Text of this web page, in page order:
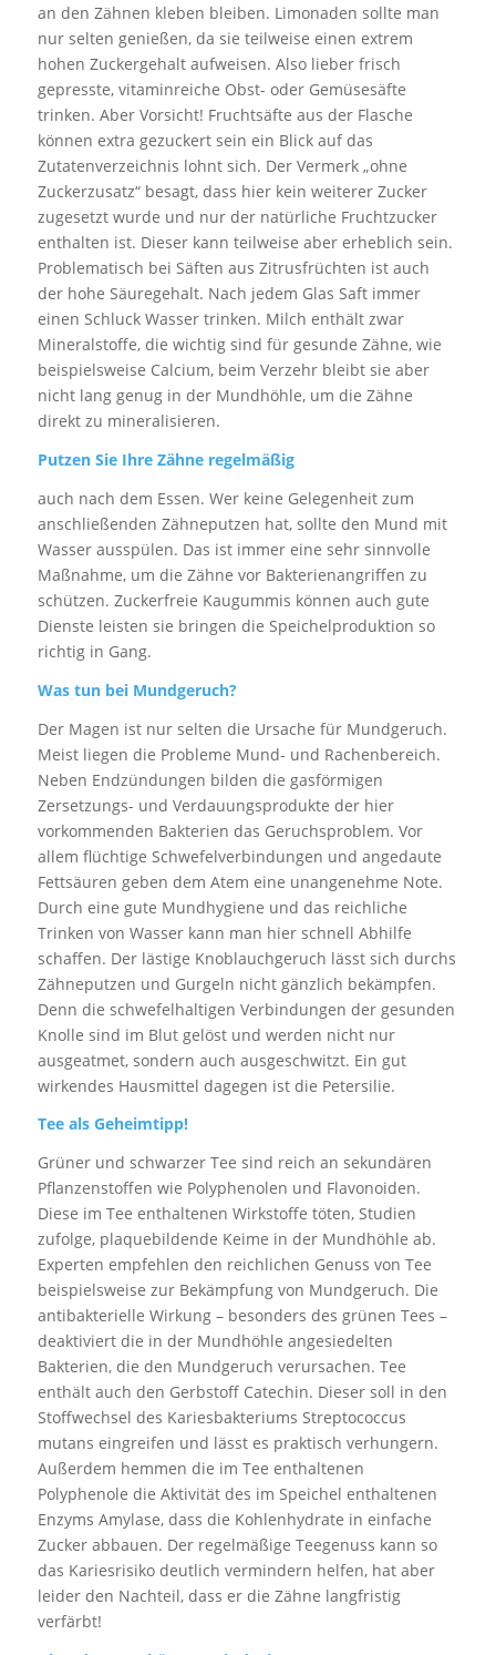
an den Zähnen kleben bleiben. Limonaden sollte man
nur selten genießen, da sie teilweise einen extrem
hohen Zuckergehalt aufweisen. Also lieber frisch
gepresste, vitaminreiche Obst- oder Gemüsesäfte
trinken. Aber Vorsicht! Fruchtsäfte aus der Flasche
können extra gezuckert sein ein Blick auf das
Zutatenverzeichnis lohnt sich. Der Vermerk „ohne
Zuckerzusatz“ besagt, dass hier kein weiterer Zucker
zugesetzt wurde und nur der natürliche Fruchtzucker
enthalten ist. Dieser kann teilweise aber erheblich sein.
Problematisch bei Säften aus Zitrusfrüchten ist auch
der hohe Säuregehalt. Nach jedem Glas Saft immer
einen Schluck Wasser trinken. Milch enthält zwar
Mineralstoffe, die wichtig sind für gesunde Zähne, wie
beispielsweise Calcium, beim Verzehr bleibt sie aber
nicht lang genug in der Mundhöhle, um die Zähne
direkt zu mineralisieren.
Putzen Sie Ihre Zähne regelmäßig
auch nach dem Essen. Wer keine Gelegenheit zum
anschließenden Zähneputzen hat, sollte den Mund mit
Wasser ausspülen. Das ist immer eine sehr sinnvolle
Maßnahme, um die Zähne vor Bakterienangriffen zu
schützen. Zuckerfreie Kaugummis können auch gute
Dienste leisten sie bringen die Speichelproduktion so
richtig in Gang.
Was tun bei Mundgeruch?
Der Magen ist nur selten die Ursache für Mundgeruch.
Meist liegen die Probleme Mund- und Rachenbereich.
Neben Endzündungen bilden die gasförmigen
Zersetzungs- und Verdauungsprodukte der hier
vorkommenden Bakterien das Geruchsproblem. Vor
allem flüchtige Schwefelverbindungen und angedaute
Fettsäuren geben dem Atem eine unangenehme Note.
Durch eine gute Mundhygiene und das reichliche
Trinken von Wasser kann man hier schnell Abhilfe
schaffen. Der lästige Knoblauchgeruch lässt sich durchs
Zähneputzen und Gurgeln nicht gänzlich bekämpfen.
Denn die schwefelhaltigen Verbindungen der gesunden
Knolle sind im Blut gelöst und werden nicht nur
ausgeatmet, sondern auch ausgeschwitzt. Ein gut
wirkendes Hausmittel dagegen ist die Petersilie.
Tee als Geheimtipp!
Grüner und schwarzer Tee sind reich an sekundären
Pflanzenstoffen wie Polyphenolen und Flavonoiden.
Diese im Tee enthaltenen Wirkstoffe töten, Studien
zufolge, plaquebildende Keime in der Mundhöhle ab.
Experten empfehlen den reichlichen Genuss von Tee
beispielsweise zur Bekämpfung von Mundgeruch. Die
antibakterielle Wirkung – besonders des grünen Tees –
deaktiviert die in der Mundhöhle angesiedelten
Bakterien, die den Mundgeruch verursachen. Tee
enthält auch den Gerbstoff Catechin. Dieser soll in den
Stoffwechsel des Kariesbakteriums Streptococcus
mutans eingreifen und lässt es praktisch verhungern.
Außerdem hemmen die im Tee enthaltenen
Polyphenole die Aktivität des im Speichel enthaltenen
Enzyms Amylase, dass die Kohlenhydrate in einfache
Zucker abbauen. Der regelmäßige Teegenuss kann so
das Kariesrisiko deutlich vermindern helfen, hat aber
leider den Nachteil, dass er die Zähne langfristig
verfärbt!